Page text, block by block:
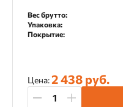
Вес брутто:
Упаковка:
Покрытие:
Цена:2 438 руб.